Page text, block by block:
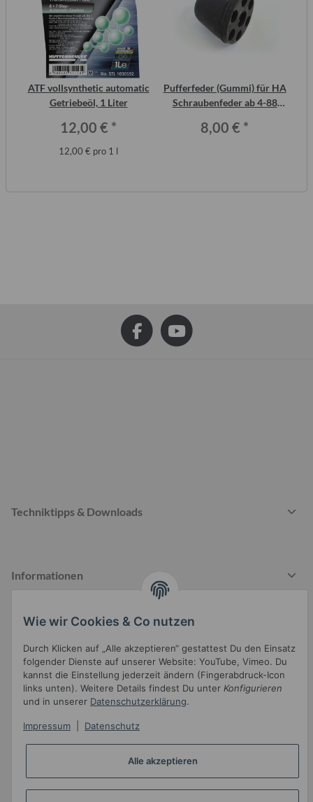
ATF vollsynthetic automatic
Getriebeöl, 1 Liter
12,00 € *
12,00 € pro 1 l
Pufferfeder (Gummi) für HA
Schraubenfeder ab 4-88
8,00 € *
Techniktipps & Downloads
Informationen
Widerrufsbutton
* Alle Preise inkl. gesetzlicher USt.
Wie wir Cookies & Co nutzen
Durch Klicken auf „Alle akzeptieren“ gestattest Du den Einsatz
folgender Dienste auf unserer Website: YouTube, Vimeo. Du
kannst die Einstellung jederzeit ändern (Fingerabdruck-Icon
links unten). Weitere Details findest Du unter Konfigurieren
und in unserer Datenschutzerklärung.
Impressum Datenschutz
Alle akzeptieren